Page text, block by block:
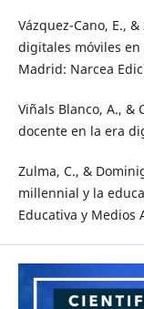
Vázquez-Cano, E.,
digitales móviles
Madrid: Narcea
Viñals Blanco, A., &
docente en la era
Zulma, C., &
millennial y la
Educativa y Medios